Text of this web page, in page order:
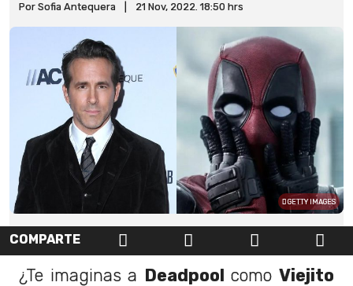
Por Sofia Antequera 21 Nov, 2022. 18:50 hrs
GETTY IMAGES
COMPARTE
¿Te imaginas a Deadpool comoViejito